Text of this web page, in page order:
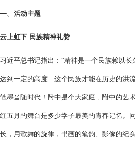
一、活动主题
云上虹下 民族精神礼赞
习近平总书记指出：“精神是一个民族赖以长
达到一定的高度，这个民族才能在历史的洪
笔墨当随时代！附中是个大家庭，附中的艺
红五月的舞台是多少学子最美的青春记忆。
长，用歌舞的旋律，书画的笔韵、影像的纪